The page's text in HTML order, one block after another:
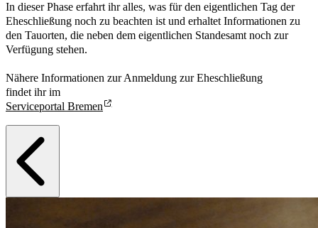
In dieser Phase erfahrt ihr alles, was für den eigentlichen Tag der
Eheschließung noch zu beachten ist und erhaltet Informationen zu
den Tauorten, die neben dem eigentlichen Standesamt noch zur
Verfügung stehen.
Nähere Informationen zur Anmeldung zur Eheschließung
findet ihr im
Serviceportal Bremen